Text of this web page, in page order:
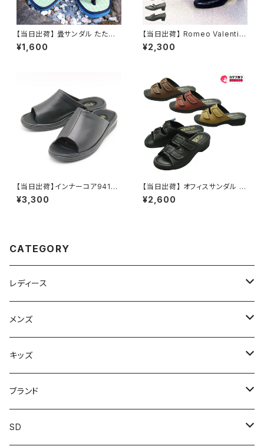
【当日出荷】 畳サンダル たたみ
草履 ぞうり メンズ 紳士 男性 大
きいサイズ LL 26.5cm-27.5c
福袋 60代 70代 80代 シニア
父の日 敬老の日 ラッピング
¥1,600
【当日出荷】 Romeo Valentin
o 婦人パンプス ブラック レディ
ース/ビジネスシューズ/フォーマ
ートパンプス/卒園/卒業/入園/
入学/新社会人/通販 おすすめ
¥2,300
【当日出荷】インナーコア94144
オフィスサンダル
¥3,300
【当日出荷】 オフィスサンダル レ
ディース シニア 高齢者用 老人
靴 オフィスシューズ ビジネスサ
¥2,600
CATEGORY
レディース
スニーカー
上履き/スリッパ
レインシューズ
カジュアル
メンズ
サンダル・スリッパ
メンズ\レインシューズ
スニーカー
キッズ
スニーカー
レインシューズ
ブランド
ブランド1
SD